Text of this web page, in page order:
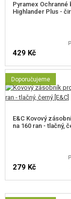
stála u zrodu
PROCESOROVÁ
Zbraň je vybavena
V2 Basic, která chrání
(nadměrné vybití nebo
přednatažení pístu
v
Binary / FULL AUTO /
Nastavení se
Pyramex Ochranné
Highlander Plus -
429 Kč
Doporučujeme
E&C Kovový
na 160 ran - tlačný,
279 Kč